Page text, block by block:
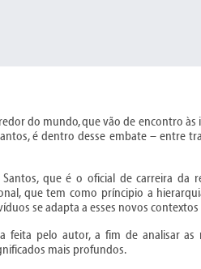
do mundo, que vão de encontro às
é dentro desse embate – entre
que é o oficial de carreira da
que tem como príncipio a
se adapta a esses novos
feita pelo autor, a fim de analisar as
mais profundos.